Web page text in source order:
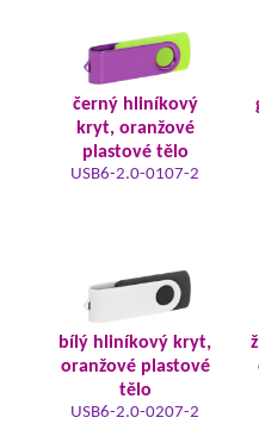
černý hliníkový
kryt, oranžové
plastové tělo
USB6-2.0-0107-2
bílý hliníkový kryt,
oranžové plastové
tělo
USB6-2.0-0207-2